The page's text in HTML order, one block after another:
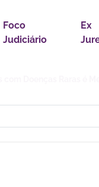
Foco
Judiciário
Ex